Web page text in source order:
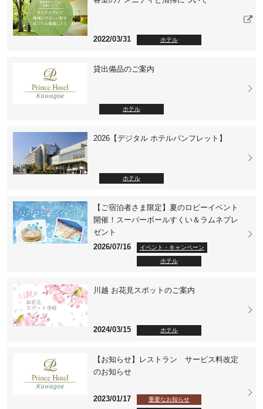
2022/03/31 ホテル
貸出備品のご案内
ホテル
2026【デジタル ホテルパンフレット】
ホテル
【ご宿泊者さま限定】夏のロビーイベント
開催！スーパーボールすくい＆ラムネプレ
ゼント
2026/07/16
イベント・キャンペーン
ホテル
川越 お花見スポットのご案内
2024/03/15 ホテル
【お知らせ】レストラン サービス料改定
のお知らせ
2023/01/17 重要なお知らせ